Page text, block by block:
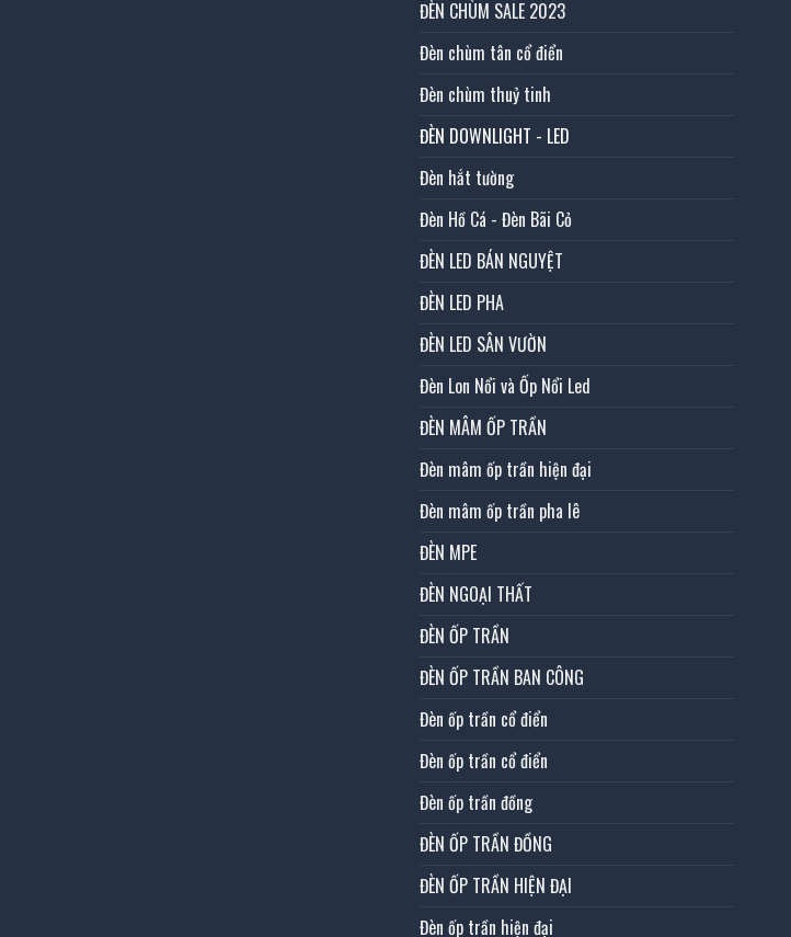
ĐÈN CHÙM SALE 2023
Đèn chùm tân cổ điển
Đèn chùm thuỷ tinh
ĐÈN DOWNLIGHT - LED
Đèn hắt tường
Đèn Hồ Cá - Đèn Bãi Cỏ
ĐÈN LED BÁN NGUYỆT
ĐÈN LED PHA
ĐÈN LED SÂN VƯỜN
Đèn Lon Nổi và Ốp Nổi Led
ĐÈN MÂM ỐP TRẦN
Đèn mâm ốp trần hiện đại
Đèn mâm ốp trần pha lê
ĐÈN MPE
ĐÈN NGOẠI THẤT
ĐÈN ỐP TRẦN
ĐÈN ỐP TRẦN BAN CÔNG
Đèn ốp trần cổ điển
Đèn ốp trần cổ điển
Đèn ốp trần đồng
ĐÈN ỐP TRẦN ĐỒNG
ĐÈN ỐP TRẦN HIỆN ĐẠI
Đèn ốp trần hiện đại